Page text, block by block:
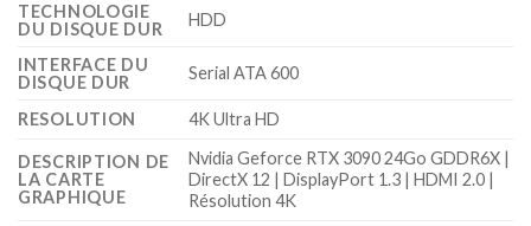
TECHNOLOGIE
DU DISQUE DUR
‎HDD
INTERFACE DU
DISQUE DUR
‎Serial ATA 600
RESOLUTION ‎4K Ultra HD
DESCRIPTION DE
LA CARTE
GRAPHIQUE
‎Nvidia Geforce RTX 3090 24Go GDDR6X |
DirectX 12 | DisplayPort 1.3 | HDMI 2.0 |
Résolution 4K